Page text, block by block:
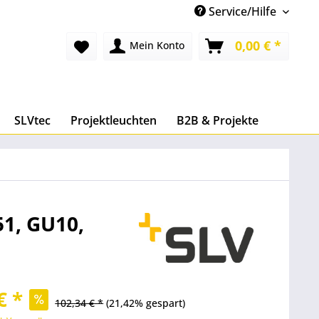
Service/Hilfe
Mein Konto 0,00 € *
SLVtec Projektleuchten B2B & Projekte
GU10,
* 102,34 € * (21,42% gespart)